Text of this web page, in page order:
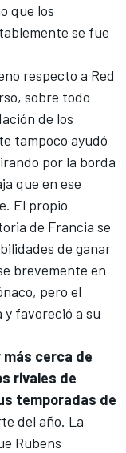
que los
se fue
respecto a Red
sobre todo
de los
tampoco ayudó
por la borda
que en ese
El propio
de Francia se
de ganar
brevemente en
, pero el
y favoreció a su
cerca de
rivales de
temporadas de
del año. La
Rubens